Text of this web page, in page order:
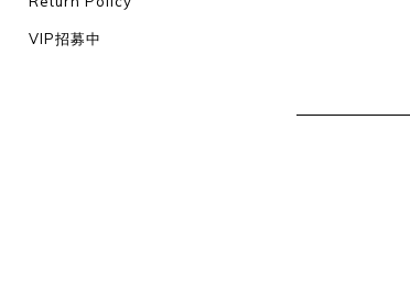
VIP招募中